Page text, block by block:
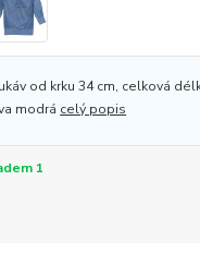
od krku 34 cm, celková
modrá celý popis
1